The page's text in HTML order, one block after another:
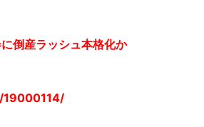
倒産ラッシュ本格化か